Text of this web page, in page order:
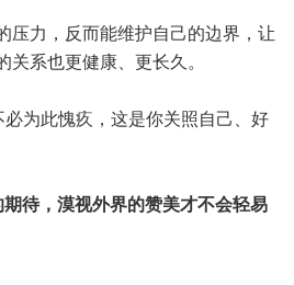
压力，反而能维护自己的边界，让
关系也更健康、更长久。
必为此愧疚，这是你关照自己、好
待，漠视外界的赞美才不会轻易